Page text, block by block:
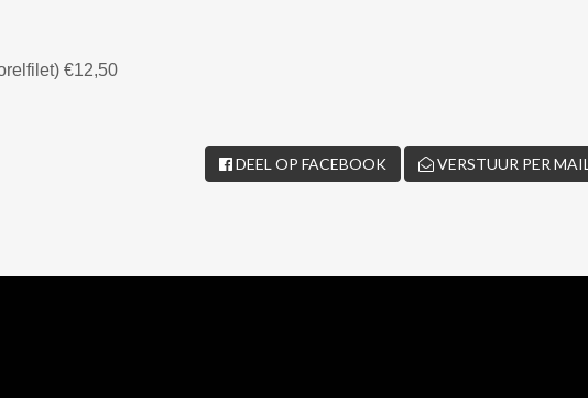
€12,50
DEEL OP FACEBOOK VERSTUUR PER MAIL